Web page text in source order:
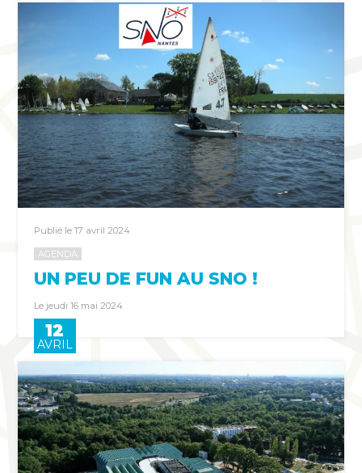
Publié le 17 avril 2024
AGENDA
UN PEU DE FUN AU SNO !
Le jeudi 16 mai 2024
12
AVRIL